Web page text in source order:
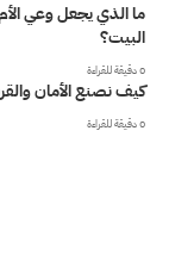
ما الذي يجعل وعي
البيت؟
0 دقيقة للقراءة
كيف نصنع الأمان
0 دقيقة للقراءة